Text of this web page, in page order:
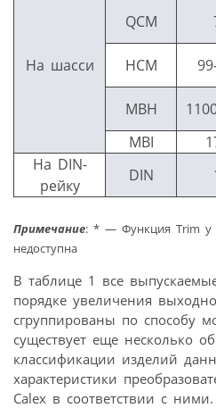
На шасси
QCM
HCM
MBH
MBI
На DIN-
рейку
DIN
Примечание: * — Функция Trim у
недоступна
В таблице 1 все
порядке увеличения
сгруппированы по способу
существует еще несколько
классификации изделий
характеристики
Calex в соответствии с ними.